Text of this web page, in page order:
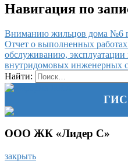
Навигация по
Вниманию жильцов дома №6
Отчет о выполненных
обслуживанию,
внутридомовых инженерных
Найти:
ООО ЖК «Лидер С»
закрыть